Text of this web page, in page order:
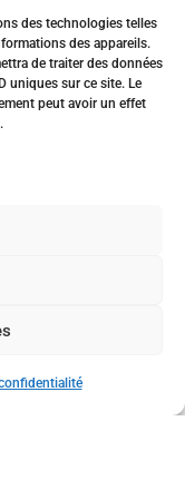
des technologies telles
des appareils.
de traiter des données
uniques sur ce site. Le
peut avoir un effet